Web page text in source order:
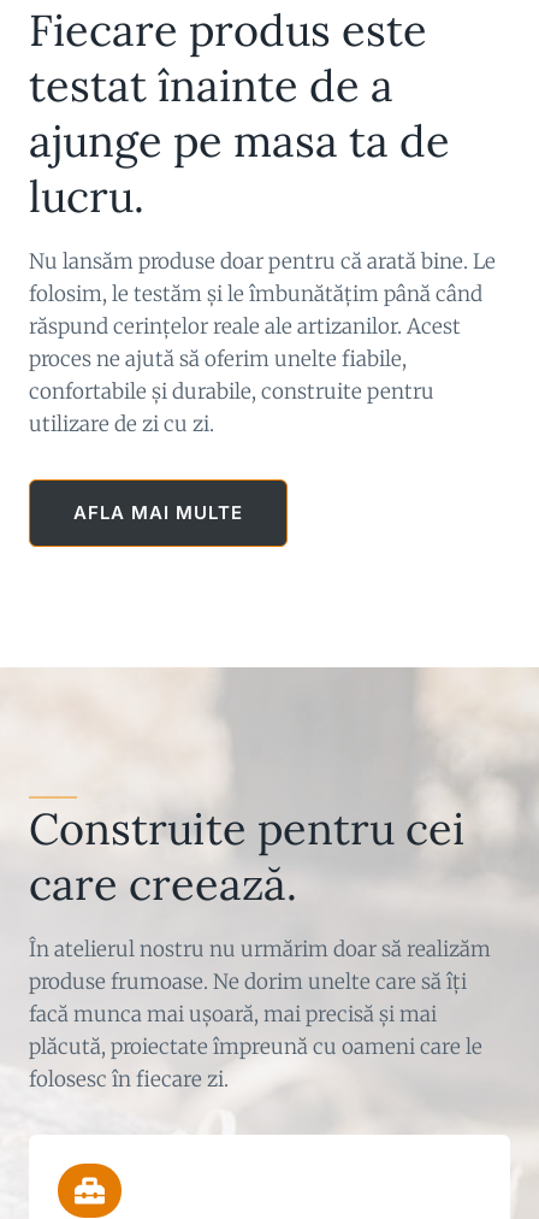
Fiecare produs este
testat înainte de a
ajunge pe masa ta de
lucru.
Nu lansăm produse doar pentru că arată bine. Le
folosim, le testăm și le îmbunătățim până când
răspund cerințelor reale ale artizanilor. Acest
proces ne ajută să oferim unelte fiabile,
confortabile și durabile, construite pentru
utilizare de zi cu zi.
AFLA MAI MULTE
Construite pentru cei
care creează.
În atelierul nostru nu urmărim doar să realizăm
produse frumoase. Ne dorim unelte care să îți
facă munca mai ușoară, mai precisă și mai
plăcută, proiectate împreună cu oameni care le
folosesc în fiecare zi.